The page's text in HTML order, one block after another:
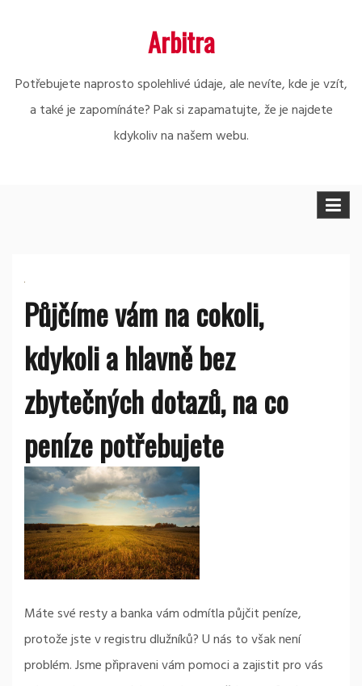
Arbitra
Potřebujete naprosto spolehlivé údaje, ale nevíte, kde je vzít,
a také je zapomínáte? Pak si zapamatujte, že je najdete
kdykoliv na našem webu.
Půjčíme vám na cokoli,
kdykoli a hlavně bez
zbytečných dotazů, na co
peníze potřebujete
Máte své resty a banka vám odmítla půjčit peníze,
protože jste v registru dlužníků? U nás to však není
problém. Jsme připraveni vám pomoci a zajistit pro vás